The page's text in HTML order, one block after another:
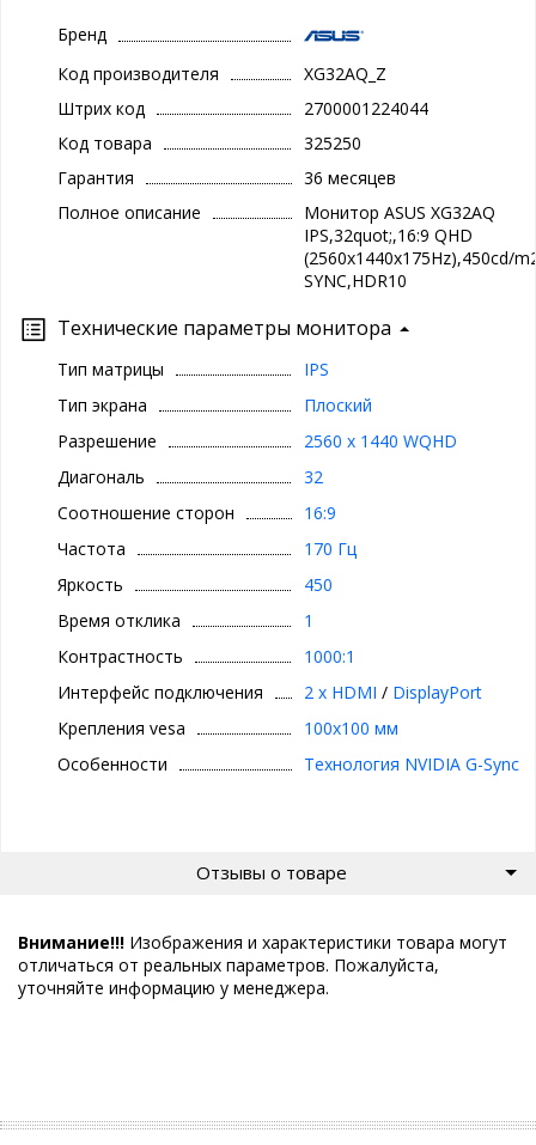
Бренд
Код производителя
XG32AQ_Z
Штрих код
2700001224044
Код товара
325250
Гарантия
36 месяцев
Полное описание
Монитор ASUS XG32AQ
IPS,32quot;,16:9 QHD
(2560x1440x175Hz),450cd/
SYNC,HDR10
Технические параметры монитора
Тип матрицы
IPS
Тип экрана
Плоский
Разрешение
2560 x 1440 WQHD
Диагональ
32
Соотношение сторон
16:9
Частота
170 Гц
Яркость
450
Время отклика
1
Контрастность
1000:1
Интерфейс подключения
2 x HDMI / DisplayPort
Крепления vesa
100x100 мм
Особенности
Технология NVIDIA G-Sync
Отзывы о товаре
Внимание!!! Изображения и характеристики товара могут
отличаться от реальных параметров. Пожалуйста,
уточняйте информацию у менеджера.